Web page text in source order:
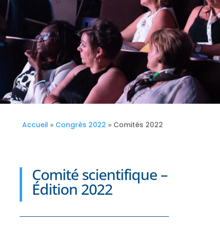
Accueil » Congrès 2022 » Comités 2022
Comité scientifique –
Édition 2022